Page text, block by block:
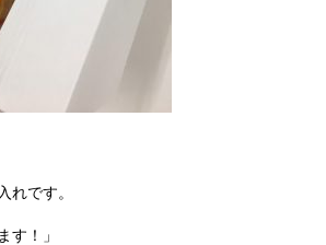
れです。
す！」